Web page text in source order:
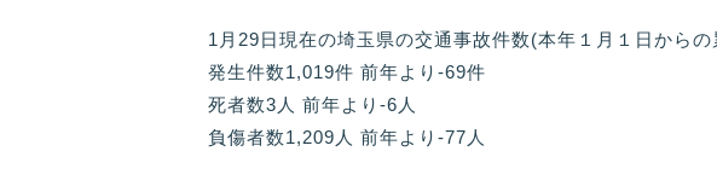
1月29日現在の埼玉県の交通事故件数(本年１月１日からの
発生件数1,019件 前年より-69件
死者数3人 前年より-6人
負傷者数1,209人 前年より-77人